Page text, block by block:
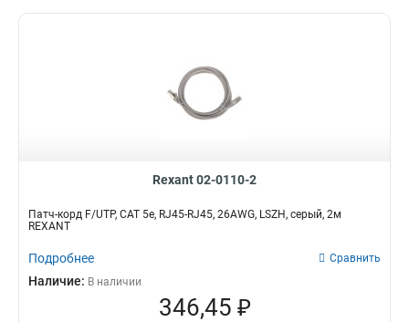
Rexant 02-0110-2
Патч-корд F/UTP, CAT 5e, RJ45-RJ45, 26AWG, LSZH, серый, 2м
REXANT
Подробнее Сравнить
Наличие: В наличии
346,45 ₽